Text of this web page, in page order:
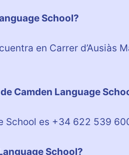
School?
en Carrer d’Ausiàs
Camden Language
School es +34 622 539
School?